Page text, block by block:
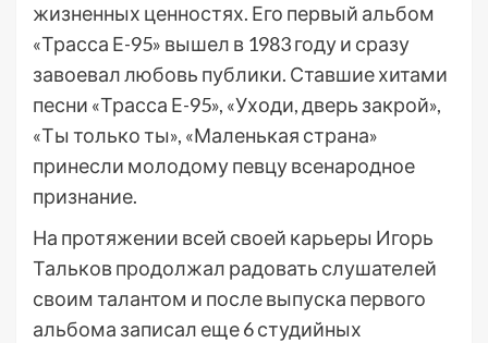
жизненных ценностях. Его первый альбом
«Трасса Е-95» вышел в 1983 году и сразу
завоевал любовь публики. Ставшие хитами
песни «Трасса Е-95», «Уходи, дверь закрой»,
«Ты только ты», «Маленькая страна»
принесли молодому певцу всенародное
признание.
На протяжении всей своей карьеры Игорь
Тальков продолжал радовать слушателей
своим талантом и после выпуска первого
альбома записал еще 6 студийных